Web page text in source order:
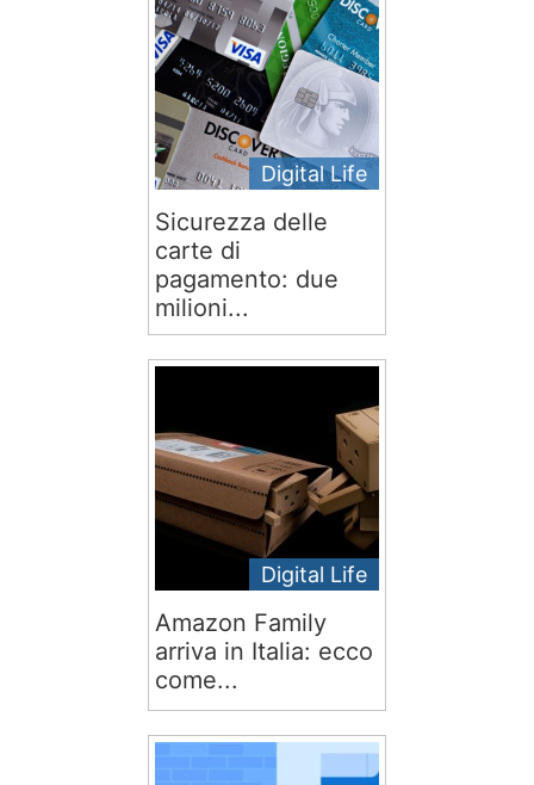
Digital Life
Sicurezza delle
carte di
pagamento: due
milioni...
Digital Life
Amazon Family
arriva in Italia: ecco
come...